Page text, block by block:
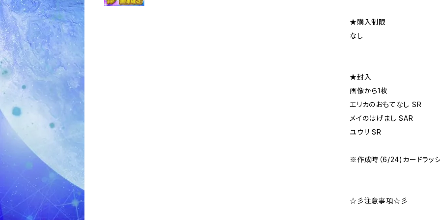
★購入制限
なし
★封入
画像から1枚
エリカのおもてなし SR
メイのはげまし SAR
ユウリ SR
※作成時（6/24)カードラッ
☆彡注意事項☆彡